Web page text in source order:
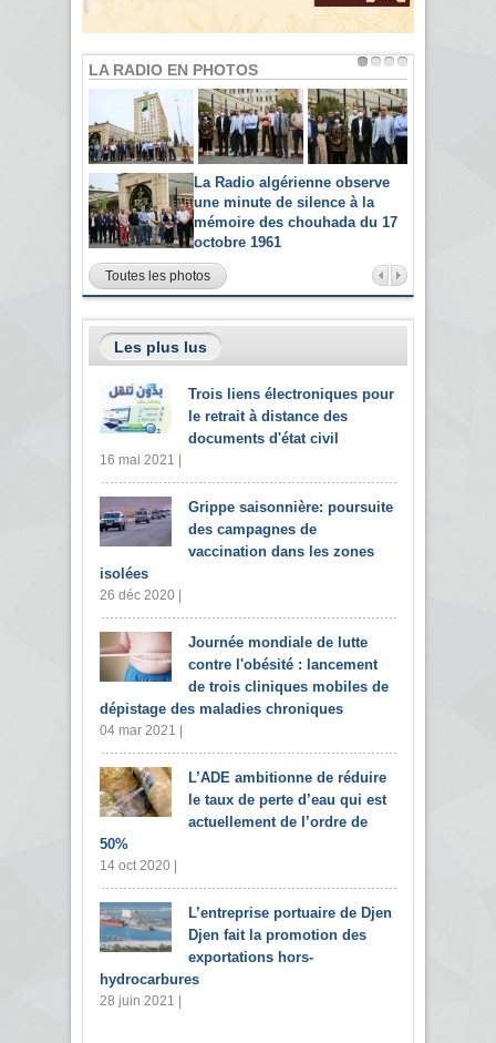
LA RADIO EN PHOTOS
La Radio algérienne observe
une minute de silence à la
mémoire des chouhada du 17
octobre 1961
Toutes les photos
Les plus lus
Trois liens électroniques pour
le retrait à distance des
documents d'état civil
16 mai 2021 |
Grippe saisonnière: poursuite
des campagnes de
vaccination dans les zones
isolées
26 déc 2020 |
Journée mondiale de lutte
contre l'obésité : lancement
de trois cliniques mobiles de
dépistage des maladies chroniques
04 mar 2021 |
L’ADE ambitionne de réduire
le taux de perte d’eau qui est
actuellement de l’ordre de
50%
14 oct 2020 |
L’entreprise portuaire de Djen
Djen fait la promotion des
exportations hors-
hydrocarbures
28 juin 2021 |